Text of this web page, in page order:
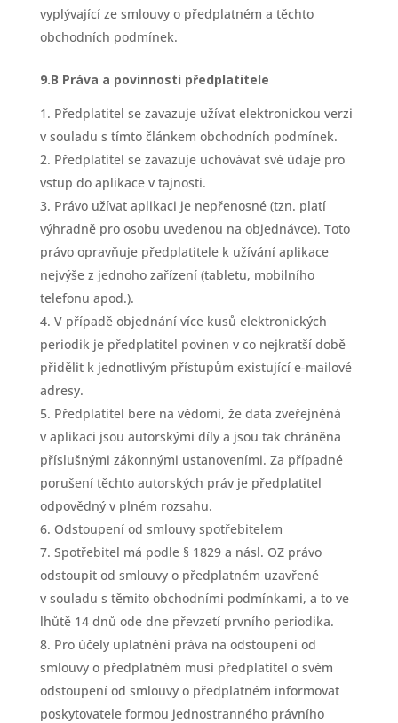
vyplývající ze smlouvy o předplatném a těchto
obchodních podmínek.
9.B Práva a povinnosti předplatitele
Předplatitel se zavazuje užívat elektronickou verzi
v souladu s tímto článkem obchodních podmínek.
Předplatitel se zavazuje uchovávat své údaje pro
vstup do aplikace v tajnosti.
Právo užívat aplikaci je nepřenosné (tzn. platí
výhradně pro osobu uvedenou na objednávce). Toto
právo opravňuje předplatitele k užívání aplikace
nejvýše z jednoho zařízení (tabletu, mobilního
telefonu apod.).
V případě objednání více kusů elektronických
periodik je předplatitel povinen v co nejkratší době
přidělit k jednotlivým přístupům existující e-mailové
adresy.
Předplatitel bere na vědomí, že data zveřejněná
v aplikaci jsou autorskými díly a jsou tak chráněna
příslušnými zákonnými ustanoveními. Za případné
porušení těchto autorských práv je předplatitel
odpovědný v plném rozsahu.
Odstoupení od smlouvy spotřebitelem
Spotřebitel má podle § 1829 a násl. OZ právo
odstoupit od smlouvy o předplatném uzavřené
v souladu s těmito obchodními podmínkami, a to ve
lhůtě 14 dnů ode dne převzetí prvního periodika.
Pro účely uplatnění práva na odstoupení od
smlouvy o předplatném musí předplatitel o svém
odstoupení od smlouvy o předplatném informovat
poskytovatele formou jednostranného právního